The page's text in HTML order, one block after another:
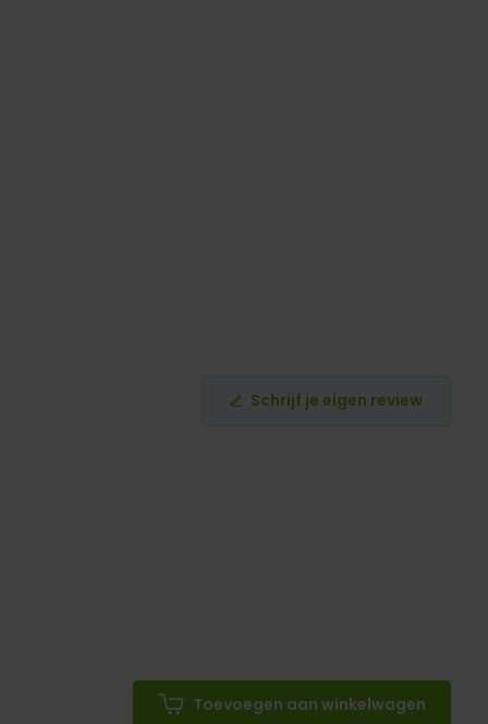
Schrijf je eigen review
Toevoegen aan winkelwagen